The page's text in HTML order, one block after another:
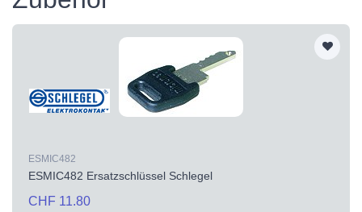
ESMIC482
ESMIC482 Ersatzschlüssel Schlegel
CHF 11.80